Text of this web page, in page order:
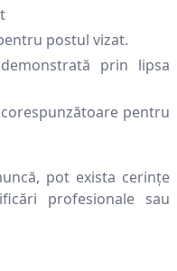
postul vizat.
demonstrată prin lipsa
corespunzătoare pentru
pot exista cerințe
profesionale sau